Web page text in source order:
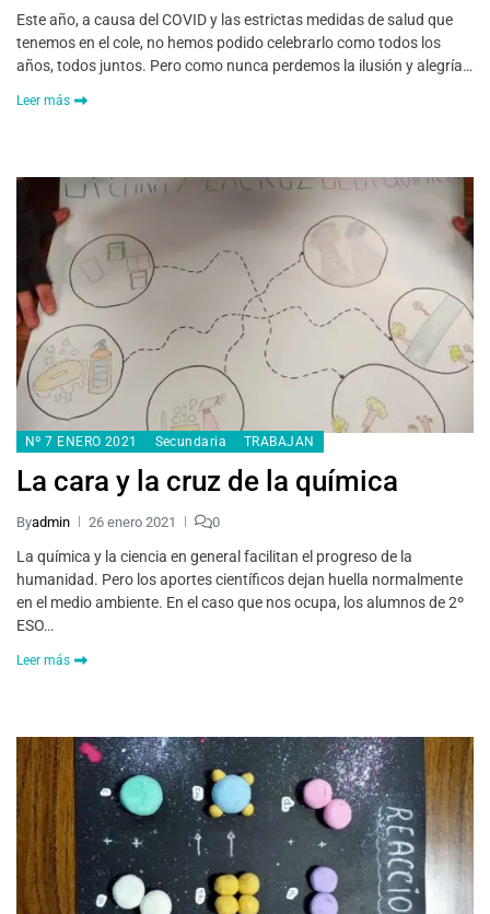
Este año, a causa del COVID y las estrictas medidas de salud que
tenemos en el cole, no hemos podido celebrarlo como todos los
años, todos juntos. Pero como nunca perdemos la ilusión y alegría…
Leer más
Nº 7 ENERO 2021 Secundaria TRABAJAN
La cara y la cruz de la química
Byadmin 26 enero 2021 0
La química y la ciencia en general facilitan el progreso de la
humanidad. Pero los aportes científicos dejan huella normalmente
en el medio ambiente. En el caso que nos ocupa, los alumnos de 2º
ESO…
Leer más